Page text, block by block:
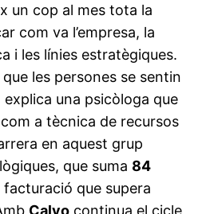
un cop al mes tota la
com va l’empresa, la
i les línies estratègiques.
les persones se sentin
una psicòloga que
a tècnica de recursos
en aquest grup
que suma 84
facturació que supera
Calvo continua el cicle